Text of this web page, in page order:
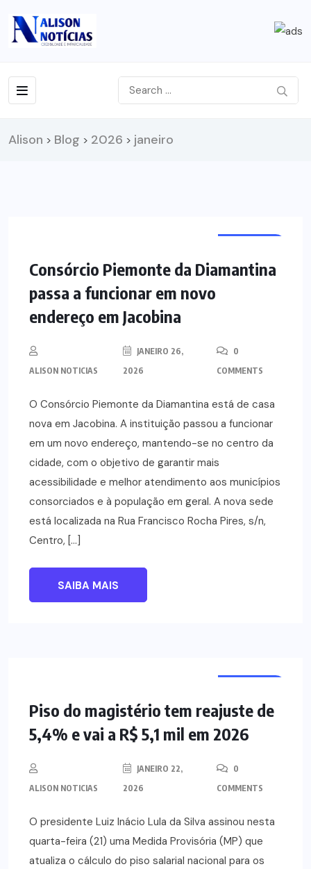
Alison > Blog > 2026 > janeiro
Consórcio Piemonte da Diamantina
passa a funcionar em novo
endereço em Jacobina
ALISON NOTICIAS
JANEIRO 26,
2026
0
COMMENTS
O Consórcio Piemonte da Diamantina está de casa
nova em Jacobina. A instituição passou a funcionar
em um novo endereço, mantendo-se no centro da
cidade, com o objetivo de garantir mais
acessibilidade e melhor atendimento aos municípios
consorciados e à população em geral. A nova sede
está localizada na Rua Francisco Rocha Pires, s/n,
Centro, […]
SAIBA MAIS
Piso do magistério tem reajuste de
5,4% e vai a R$ 5,1 mil em 2026
ALISON NOTICIAS
JANEIRO 22,
2026
0
COMMENTS
O presidente Luiz Inácio Lula da Silva assinou nesta
quarta-feira (21) uma Medida Provisória (MP) que
atualiza o cálculo do piso salarial nacional para os